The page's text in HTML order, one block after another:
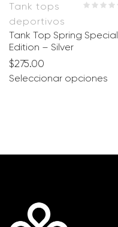
Tank tops
deportivos
Tank Top Spring Special
Edition – Silver
$275.00
Seleccionar opciones